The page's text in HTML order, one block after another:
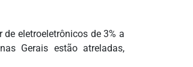
eletroeletrônicos de 3% a
Gerais estão atreladas,